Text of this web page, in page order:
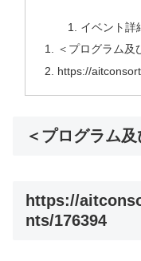
イベント詳
＜プログラム及
https://
＜プログラム
https://
nts/176394